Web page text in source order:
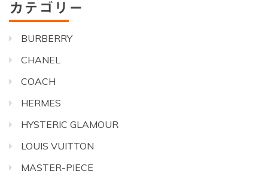
カテゴリー
BURBERRY
CHANEL
COACH
HERMES
HYSTERIC GLAMOUR
LOUIS VUITTON
MASTER-PIECE